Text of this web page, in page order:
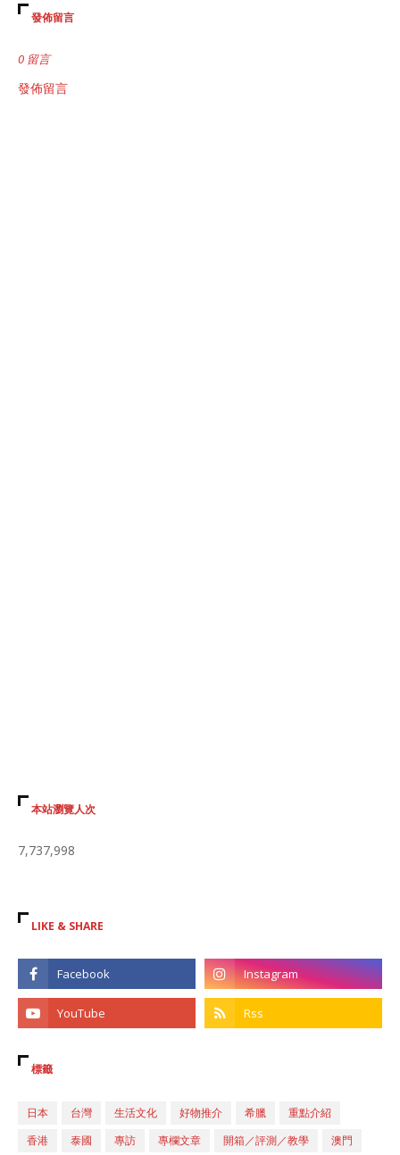
發佈留言
0 留言
發佈留言
本站瀏覽人次
7,737,998
LIKE & SHARE
標籤
日本 台灣 生活文化 好物推介 希臘
重點介紹
香港
泰國 專訪 專欄文章 開箱／評測／教學
澳門